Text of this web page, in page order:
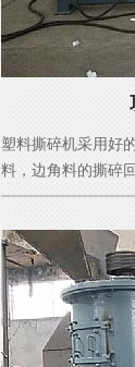
塑料撕碎机采用好
料，边角料的撕碎